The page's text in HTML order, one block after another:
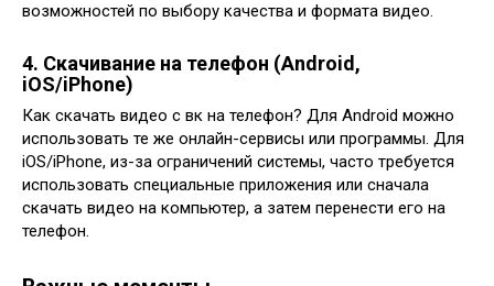
возможностей по выбору качества и формата видео.
4. Скачивание на телефон (Android,
iOS/iPhone)
Как скачать видео с вк на телефон? Для Android можно
использовать те же онлайн-сервисы или программы. Для
iOS/iPhone, из-за ограничений системы, часто требуется
использовать специальные приложения или сначала
скачать видео на компьютер, а затем перенести его на
телефон.